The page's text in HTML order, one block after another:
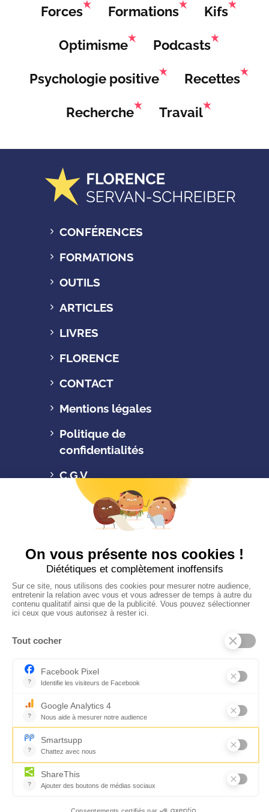
Forces Formations Kifs
Optimisme Podcasts
Psychologie positive Recettes
Recherche Travail
CONFÉRENCES
FORMATIONS
OUTILS
ARTICLES
LIVRES
FLORENCE
CONTACT
Mentions légales
Politique de
confidentialités
C.G.V
Suivez-nous
CONTACTEZ-NOUS
Florence Servan-Schreiber © 2026